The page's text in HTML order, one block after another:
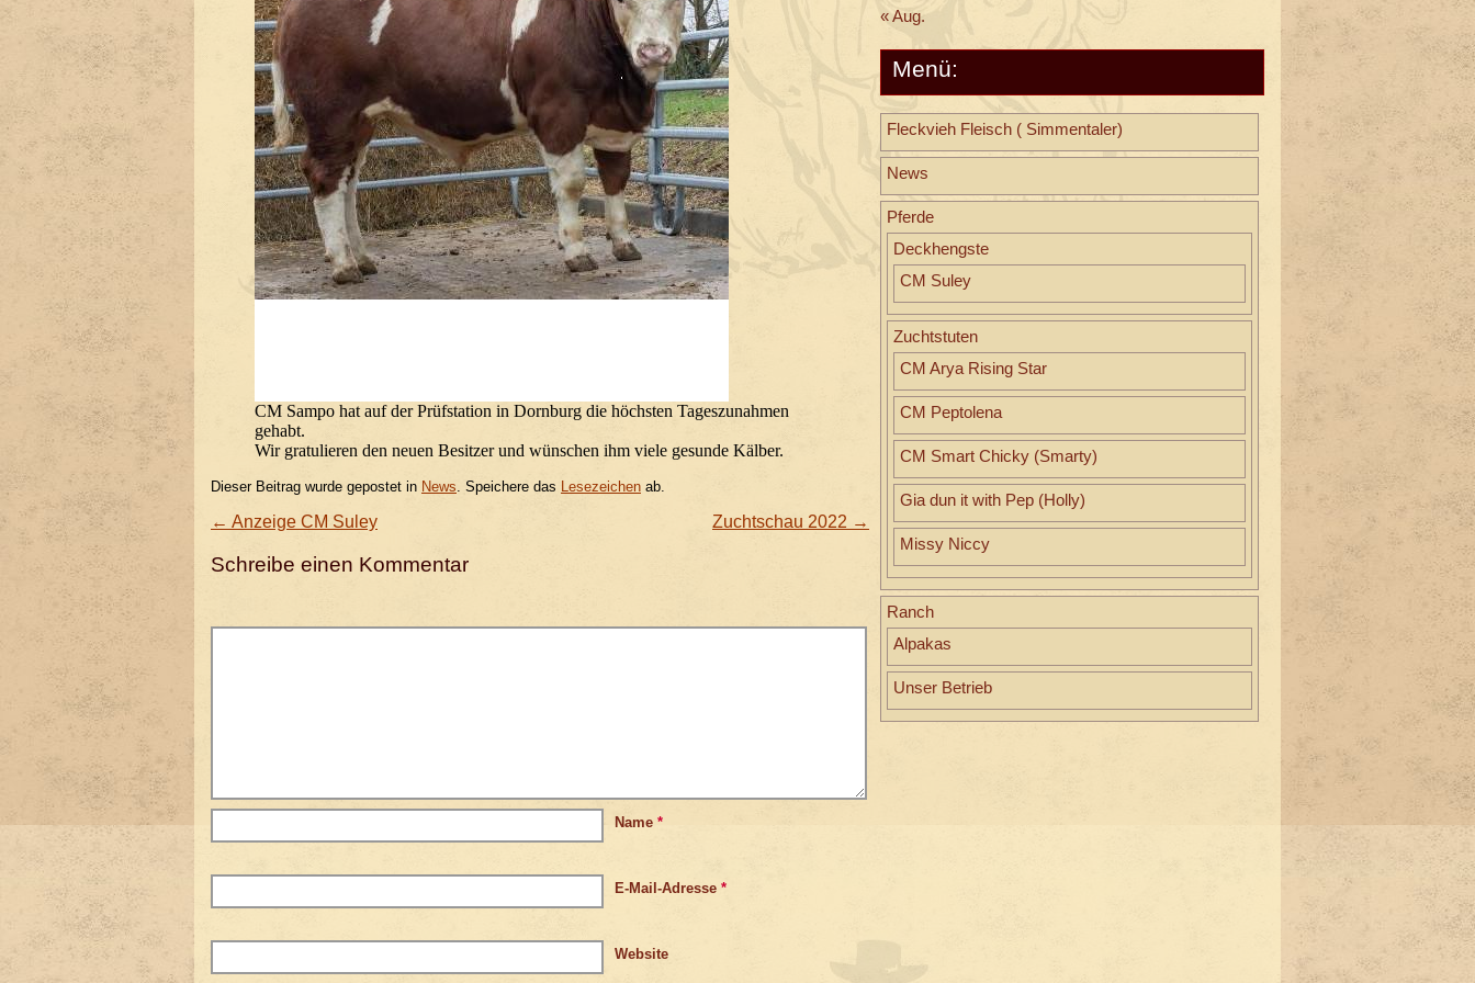
CM Sampo hat auf der Prüfstation in Dornburg die höchsten Tageszunahmen
gehabt.
Wir gratulieren den neuen Besitzer und wünschen ihm viele gesunde Kälber.
Dieser Beitrag wurde gepostet in News . Speichere das Lesezeichen ab.
← Anzeige CM Suley Zuchtschau 2022 →
Schreibe einen Kommentar
Name *
E-Mail-Adresse *
Website
« Aug.
Menü:
Fleckvieh Fleisch ( Simmentaler)
News
Pferde
Deckhengste
CM Suley
Zuchtstuten
CM Arya Rising Star
CM Peptolena
CM Smart Chicky (Smarty)
Gia dun it with Pep (Holly)
Missy Niccy
Ranch
Alpakas
Unser Betrieb